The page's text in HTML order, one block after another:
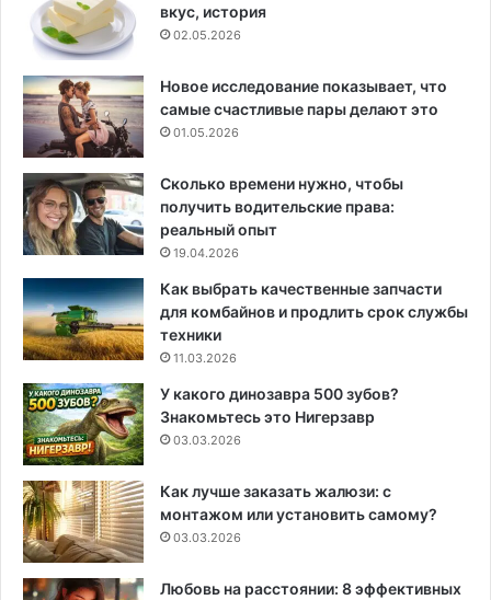
вкус, история
02.05.2026
Новое исследование показывает, что
самые счастливые пары делают это
01.05.2026
Сколько времени нужно, чтобы
получить водительские права:
реальный опыт
19.04.2026
Как выбрать качественные запчасти
для комбайнов и продлить срок службы
техники
11.03.2026
У какого динозавра 500 зубов?
Знакомьтесь это Нигерзавр
03.03.2026
Как лучше заказать жалюзи: с
монтажом или установить самому?
03.03.2026
Любовь на расстоянии: 8 эффективных